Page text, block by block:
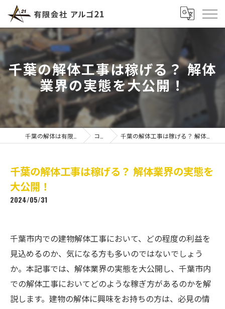
千葉の解体工事は稼げる？ 解体
業界の実態を大公開！
コラム 千葉の解体工事は稼げる？ 解体業界の実態を大公開！
千葉の解体工事は稼げる？ 解体業界の実態を
大公開！
2024/05/31
千葉市内での建物解体工事において、どの程度の利益を
見込めるのか、気になる方も多いのではないでしょう
か。本記事では、解体業界の実態を大公開し、千葉市内
での解体工事においてどのような稼ぎ方があるのかを解
説します。建物の解体に興味をお持ちの方は、必見の情